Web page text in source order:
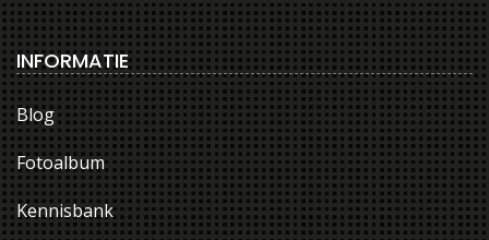
INFORMATIE
Blog
Fotoalbum
Kennisbank